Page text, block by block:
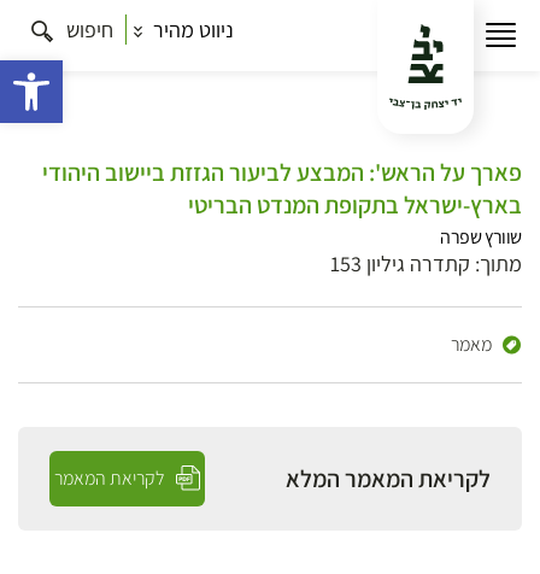
ניווט מהיר חיפוש
פארך על הראש': המבצע לביעור הגזזת ביישוב היהודי
בארץ-ישראל בתקופת המנדט הבריטי
שוורץ שפרה
מתוך: קתדרה גיליון 153
מאמר
לקריאת המאמר המלא לקריאת המאמר